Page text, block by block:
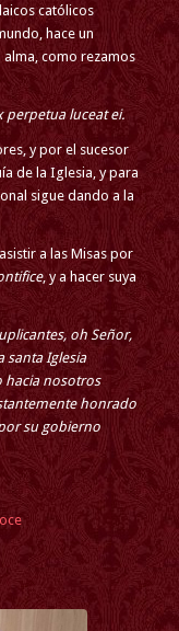
católicos
hace un
como rezamos
perpetua luceat ei.
y por el sucesor
de la Iglesia, y para
sigue dando a la
a las Misas por
, y a hacer suya
oh Señor,
santa Iglesia
hacia nosotros
honrado
su gobierno